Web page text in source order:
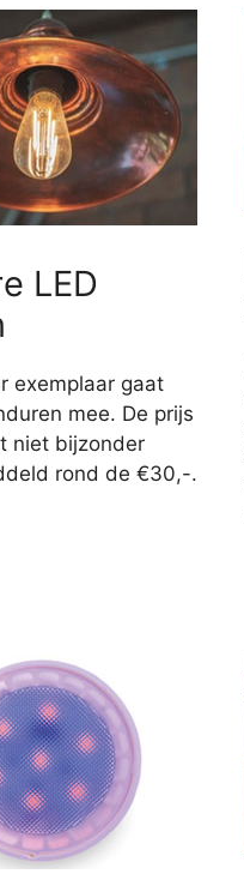
LED
exemplaar gaat
mee. De prijs
niet bijzonder
rond de €30,-.